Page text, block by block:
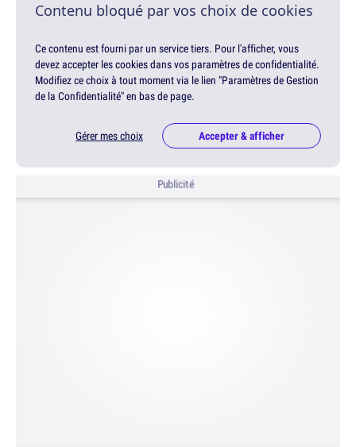
Contenu bloqué par vos choix de cookies
Ce contenu est fourni par un service tiers. Pour l'afficher, vous
devez accepter les cookies dans vos paramètres de confidentialité.
Modifiez ce choix à tout moment via le lien "Paramètres de Gestion
de la Confidentialité" en bas de page.
Gérer mes choix Accepter & afficher
Publicité